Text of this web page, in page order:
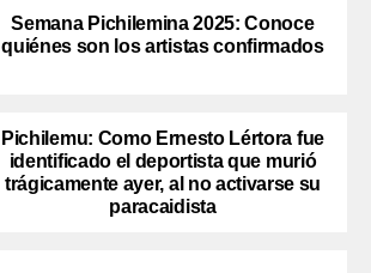
Semana Pichilemina 2025: Conoce
quiénes son los artistas confirmados
Pichilemu: Como Ernesto Lértora fue
identificado el deportista que murió
trágicamente ayer, al no activarse su
paracaidista